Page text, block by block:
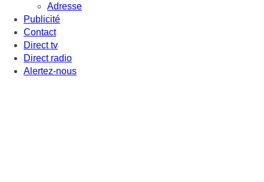
Adresse
Publicité
Contact
Direct tv
Direct radio
Alertez-nous